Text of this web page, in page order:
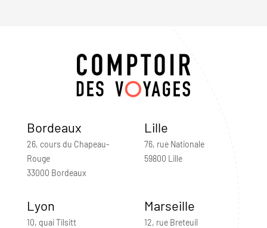
Bordeaux
26, cours du Chapeau-
Rouge
33000 Bordeaux
Lille
76, rue Nationale
59800 Lille
Lyon
10, quai Tilsitt
Marseille
12, rue Breteuil